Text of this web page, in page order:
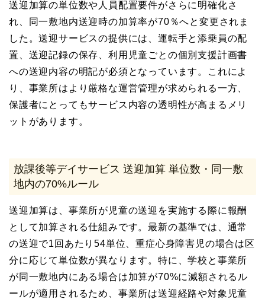
送迎加算の単位数や人員配置要件がさらに明確化さ
れ、同一敷地内送迎時の加算率が70％へと変更されま
した。送迎サービスの提供には、運転手と添乗員の配
置、送迎記録の保存、利用児童ごとの個別支援計画書
への送迎内容の明記が必須となっています。これによ
り、事業所はより厳格な運営管理が求められる一方、
保護者にとってもサービス内容の透明性が高まるメリ
ットがあります。
放課後等デイサービス 送迎加算 単位数・同一敷
地内の70%ルール
送迎加算は、事業所が児童の送迎を実施する際に報酬
として加算される仕組みです。最新の基準では、通常
の送迎で1回あたり54単位、重症心身障害児の場合は区
分に応じて単位数が異なります。特に、学校と事業所
が同一敷地内にある場合は加算が70%に減額されるル
ールが適用されるため、事業所は送迎経路や対象児童